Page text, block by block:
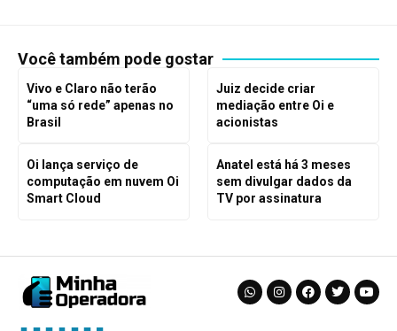
Você também pode gostar
Vivo e Claro não terão
“uma só rede” apenas no
Brasil
Juiz decide criar
mediação entre Oi e
acionistas
Oi lança serviço de
computação em nuvem Oi
Smart Cloud
Anatel está há 3 meses
sem divulgar dados da
TV por assinatura